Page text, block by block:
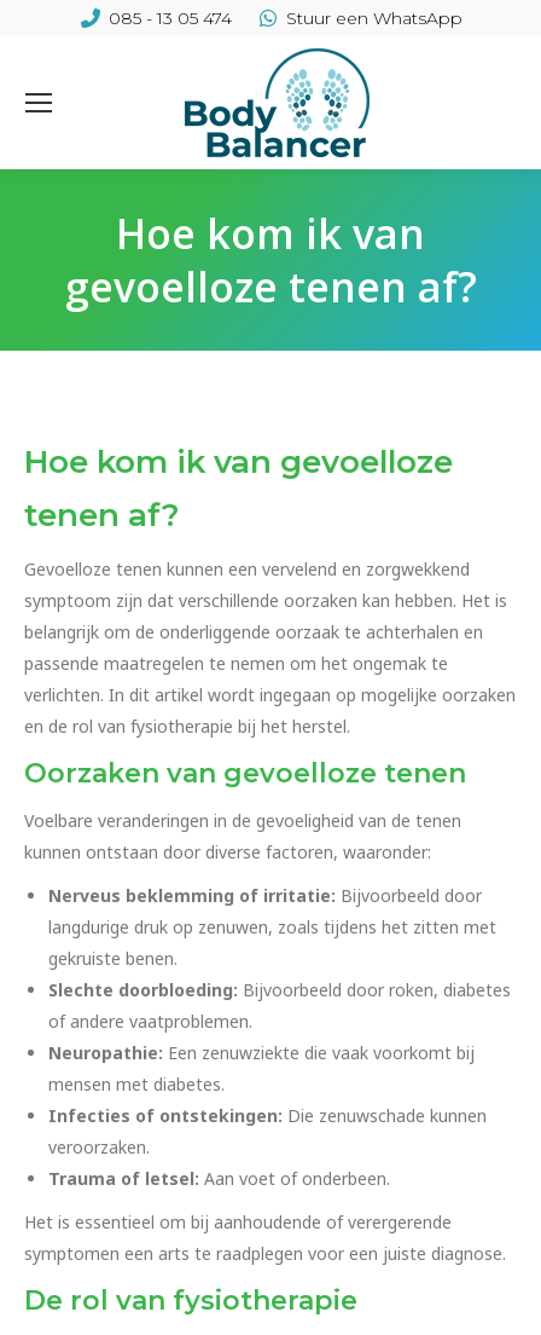
085 - 13 05 474 Stuur een WhatsApp
Hoe kom ik van
gevoelloze tenen af?
Hoe kom ik van gevoelloze
tenen af?
Gevoelloze tenen kunnen een vervelend en zorgwekkend
symptoom zijn dat verschillende oorzaken kan hebben. Het is
belangrijk om de onderliggende oorzaak te achterhalen en
passende maatregelen te nemen om het ongemak te
verlichten. In dit artikel wordt ingegaan op mogelijke oorzaken
en de rol van fysiotherapie bij het herstel.
Oorzaken van gevoelloze tenen
Voelbare veranderingen in de gevoeligheid van de tenen
kunnen ontstaan door diverse factoren, waaronder:
Nerveus beklemming of irritatie: Bijvoorbeeld door
langdurige druk op zenuwen, zoals tijdens het zitten met
gekruiste benen.
Slechte doorbloeding: Bijvoorbeeld door roken, diabetes
of andere vaatproblemen.
Neuropathie: Een zenuwziekte die vaak voorkomt bij
mensen met diabetes.
Infecties of ontstekingen: Die zenuwschade kunnen
veroorzaken.
Trauma of letsel: Aan voet of onderbeen.
Het is essentieel om bij aanhoudende of verergerende
symptomen een arts te raadplegen voor een juiste diagnose.
De rol van fysiotherapie